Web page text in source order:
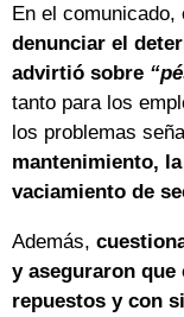
En el comunicado,
denunciar el
advirtió sobre
tanto para los
los problemas
mantenimiento,
vaciamiento de
Además,
y aseguraron
repuestos y con